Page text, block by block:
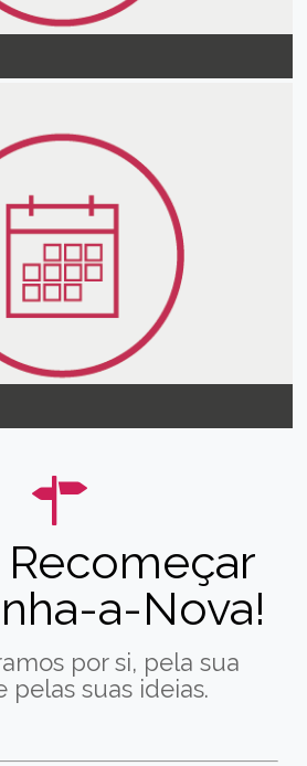
a-Nova!
por si, pela sua
pelas suas ideias.